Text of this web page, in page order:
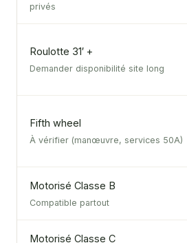
privés
Roulotte 31′ +
Demander disponibilité site long
Fifth wheel
À vérifier (manœuvre, services 50A)
Motorisé Classe B
Compatible partout
Motorisé Classe C